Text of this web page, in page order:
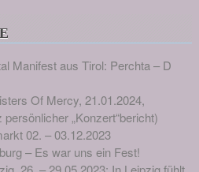
Manifest aus Tirol: Perchta – D
Of Mercy, 21.01.2024,
„Konzert“bericht)
02. – 03.12.2023
– Es war uns ein Fest!